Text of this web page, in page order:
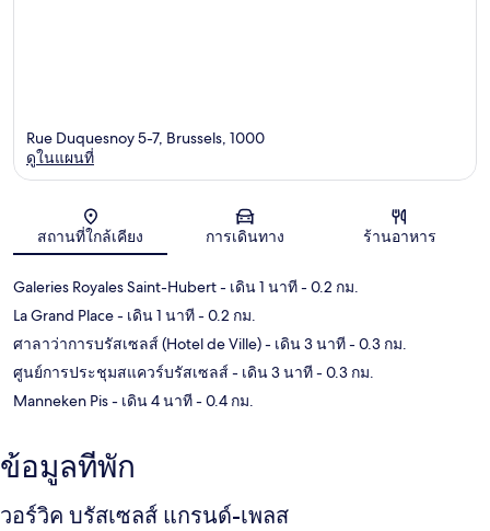
แผนที่
Rue Duquesnoy 5-7, Brussels, 1000
ดูในแผนที่
สถานที่ใกล้เคียง การเดินทาง ร้านอาหาร
Galeries Royales Saint-Hubert- เดิน 1 นาที- 0.2 กม.
La Grand Place- เดิน 1 นาที- 0.2 กม.
ศาลาว่าการบรัสเซลส์ (Hotel de Ville)- เดิน 3 นาที- 0.3 กม.
ศูนย์การประชุมสแควร์บรัสเซลส์ - เดิน 3 นาที- 0.3 กม.
Manneken Pis- เดิน 4 นาที- 0.4 กม.
ข้อมูลที่พัก
วอร์วิค บรัสเซลส์ แกรนด์-เพลส